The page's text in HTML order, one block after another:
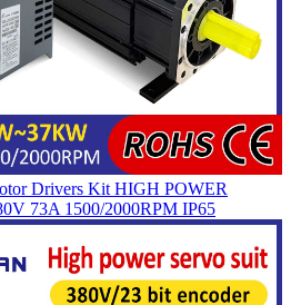
Drivers Kit HIGH POWER
73A 1500/2000RPM IP65